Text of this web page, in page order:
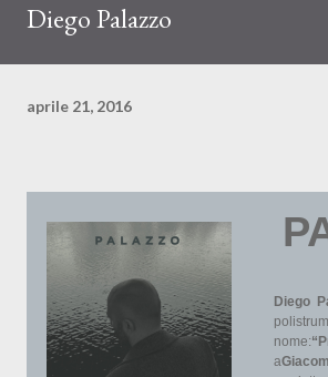
Diego Palazzo
aprile 21, 2016
Diego
nome:
a